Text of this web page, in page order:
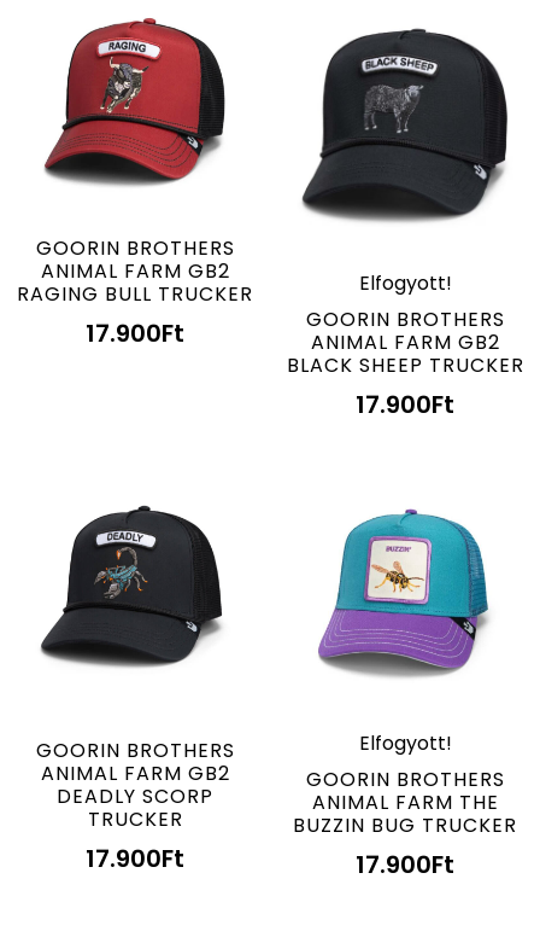
GOORIN BROTHERS
ANIMAL FARM GB2
RAGING BULL TRUCKER
17.900Ft
Elfogyott!
GOORIN BROTHERS
ANIMAL FARM GB2
BLACK SHEEP TRUCKER
17.900Ft
GOORIN BROTHERS
ANIMAL FARM GB2
DEADLY SCORP
TRUCKER
17.900Ft
Elfogyott!
GOORIN BROTHERS
ANIMAL FARM THE
BUZZIN BUG TRUCKER
17.900Ft